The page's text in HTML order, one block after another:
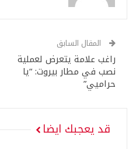
المقال السابق
راغب علامة يتعرض لعملية
نصب في مطار بيروت: “يا
حراميي”
قد يعجبك ايضا